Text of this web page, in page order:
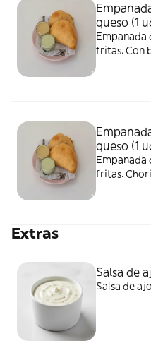
queso (1
Empanada
fritas. Con
de gluten
queso (1
Empanada
fritas.
de gluten
Extras
Salsa de
Salsa de